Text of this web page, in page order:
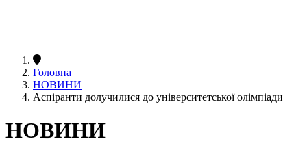
Головна
НОВИНИ
Аспіранти долучилися до університетської олімпіади
НОВИНИ